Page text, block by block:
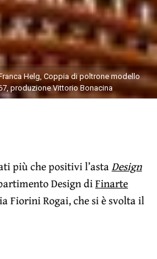
Helg, Coppia di poltrone modello
produzione Vittorio Bonacina
più che positivi l’astaDesign
Design diFinarte
Fiorini Rogai, che si è svolta il